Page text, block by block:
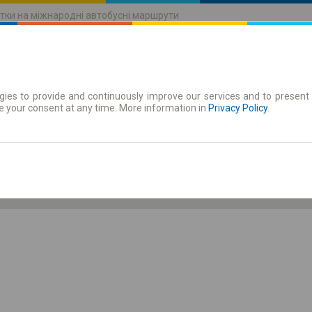
на міжнародні автобусні маршрути
Абонементи
to provide and continuously improve our services and to
your consent at any time. More information in Privacy Policy.